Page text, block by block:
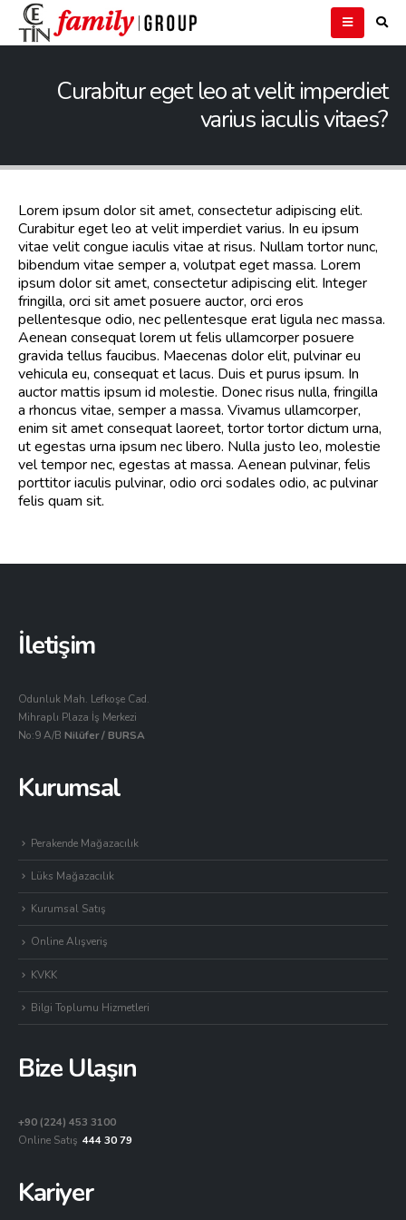
Curabitur eget leo at velit imperdiet
varius iaculis vitaes?
Lorem ipsum dolor sit amet, consectetur adipiscing elit.
Curabitur eget leo at velit imperdiet varius. In eu ipsum
vitae velit congue iaculis vitae at risus. Nullam tortor nunc,
bibendum vitae semper a, volutpat eget massa. Lorem
ipsum dolor sit amet, consectetur adipiscing elit. Integer
fringilla, orci sit amet posuere auctor, orci eros
pellentesque odio, nec pellentesque erat ligula nec massa.
Aenean consequat lorem ut felis ullamcorper posuere
gravida tellus faucibus. Maecenas dolor elit, pulvinar eu
vehicula eu, consequat et lacus. Duis et purus ipsum. In
auctor mattis ipsum id molestie. Donec risus nulla, fringilla
a rhoncus vitae, semper a massa. Vivamus ullamcorper,
enim sit amet consequat laoreet, tortor tortor dictum urna,
ut egestas urna ipsum nec libero. Nulla justo leo, molestie
vel tempor nec, egestas at massa. Aenean pulvinar, felis
porttitor iaculis pulvinar, odio orci sodales odio, ac pulvinar
felis quam sit.
İletişim
Odunluk Mah. Lefkoşe Cad.
Mihraplı Plaza İş Merkezi
No:9 A/B Nilüfer / BURSA
Kurumsal
Perakende Mağazacılık
Lüks Mağazacılık
Kurumsal Satış
Online Alışveriş
KVKK
Bilgi Toplumu Hizmetleri
Bize Ulaşın
+90 (224) 453 3100
Online Satış 444 30 79
Kariyer